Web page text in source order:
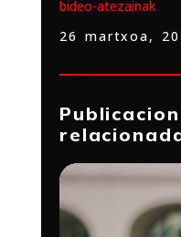
bideo-atezainak
26 martxoa,